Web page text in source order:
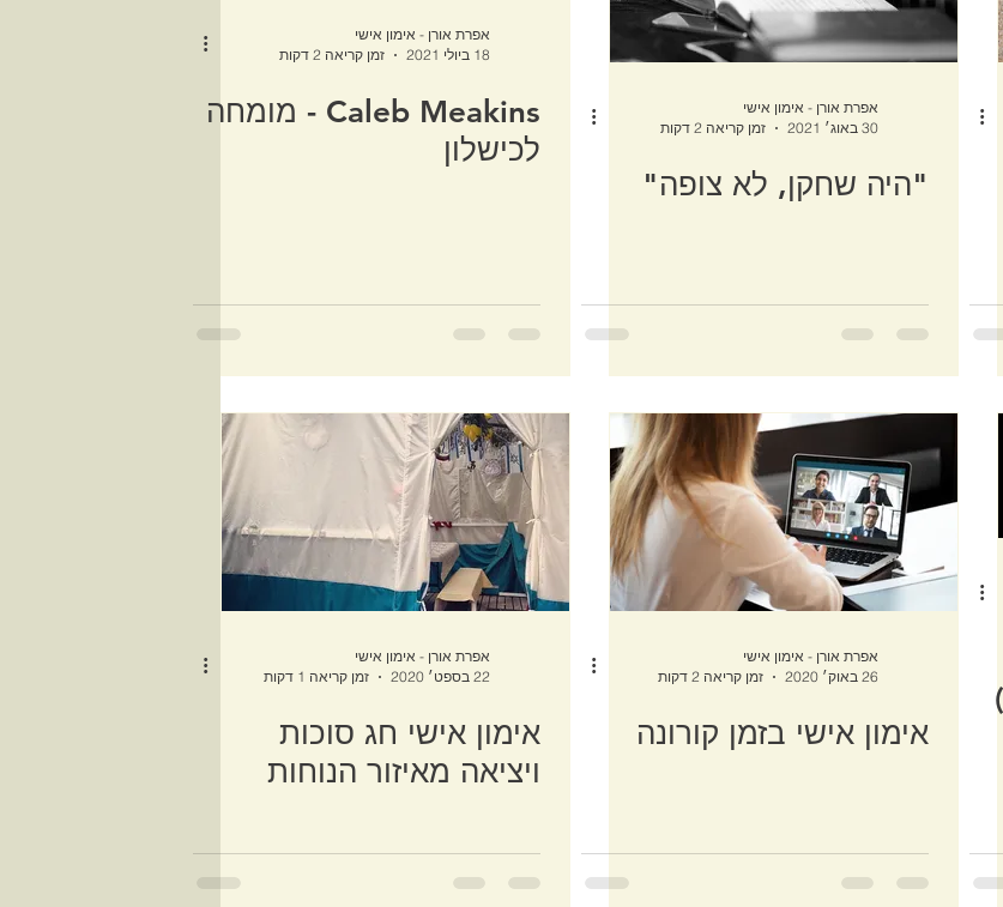
אפרת אורן - אימון אישי
30 באוג׳ 2021
זמן קריאה 2 דקות
"היה שחקן, לא צופה"
אפרת אורן - אימון אישי
18 ביולי 2021
זמן קריאה 2 דקות
Caleb Meakins - מומחה
לכישלון
אפרת אורן - אימון אישי
26 באוק׳ 2020
זמן קריאה 2 דקות
אימון אישי בזמן קורונה
אפרת אורן - אימון אישי
22 בספט׳ 2020
זמן קריאה 1 דקות
אימון אישי חג סוכות
ויציאה מאיזור הנוחות